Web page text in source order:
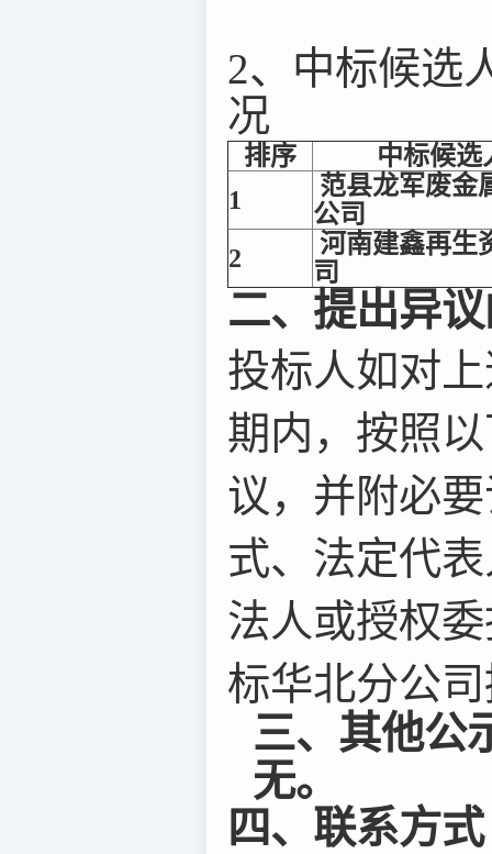
2、中标候选
况
排序
中标候选
1
范县龙军废金
公司
2
河南建鑫再生
司
二、提出异
投标人如对
期内，按照
议，并附必
式、法定代
法人或授权
标华北分公
三、其他公
无。
四、联系方式